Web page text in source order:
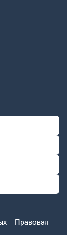
Правовая